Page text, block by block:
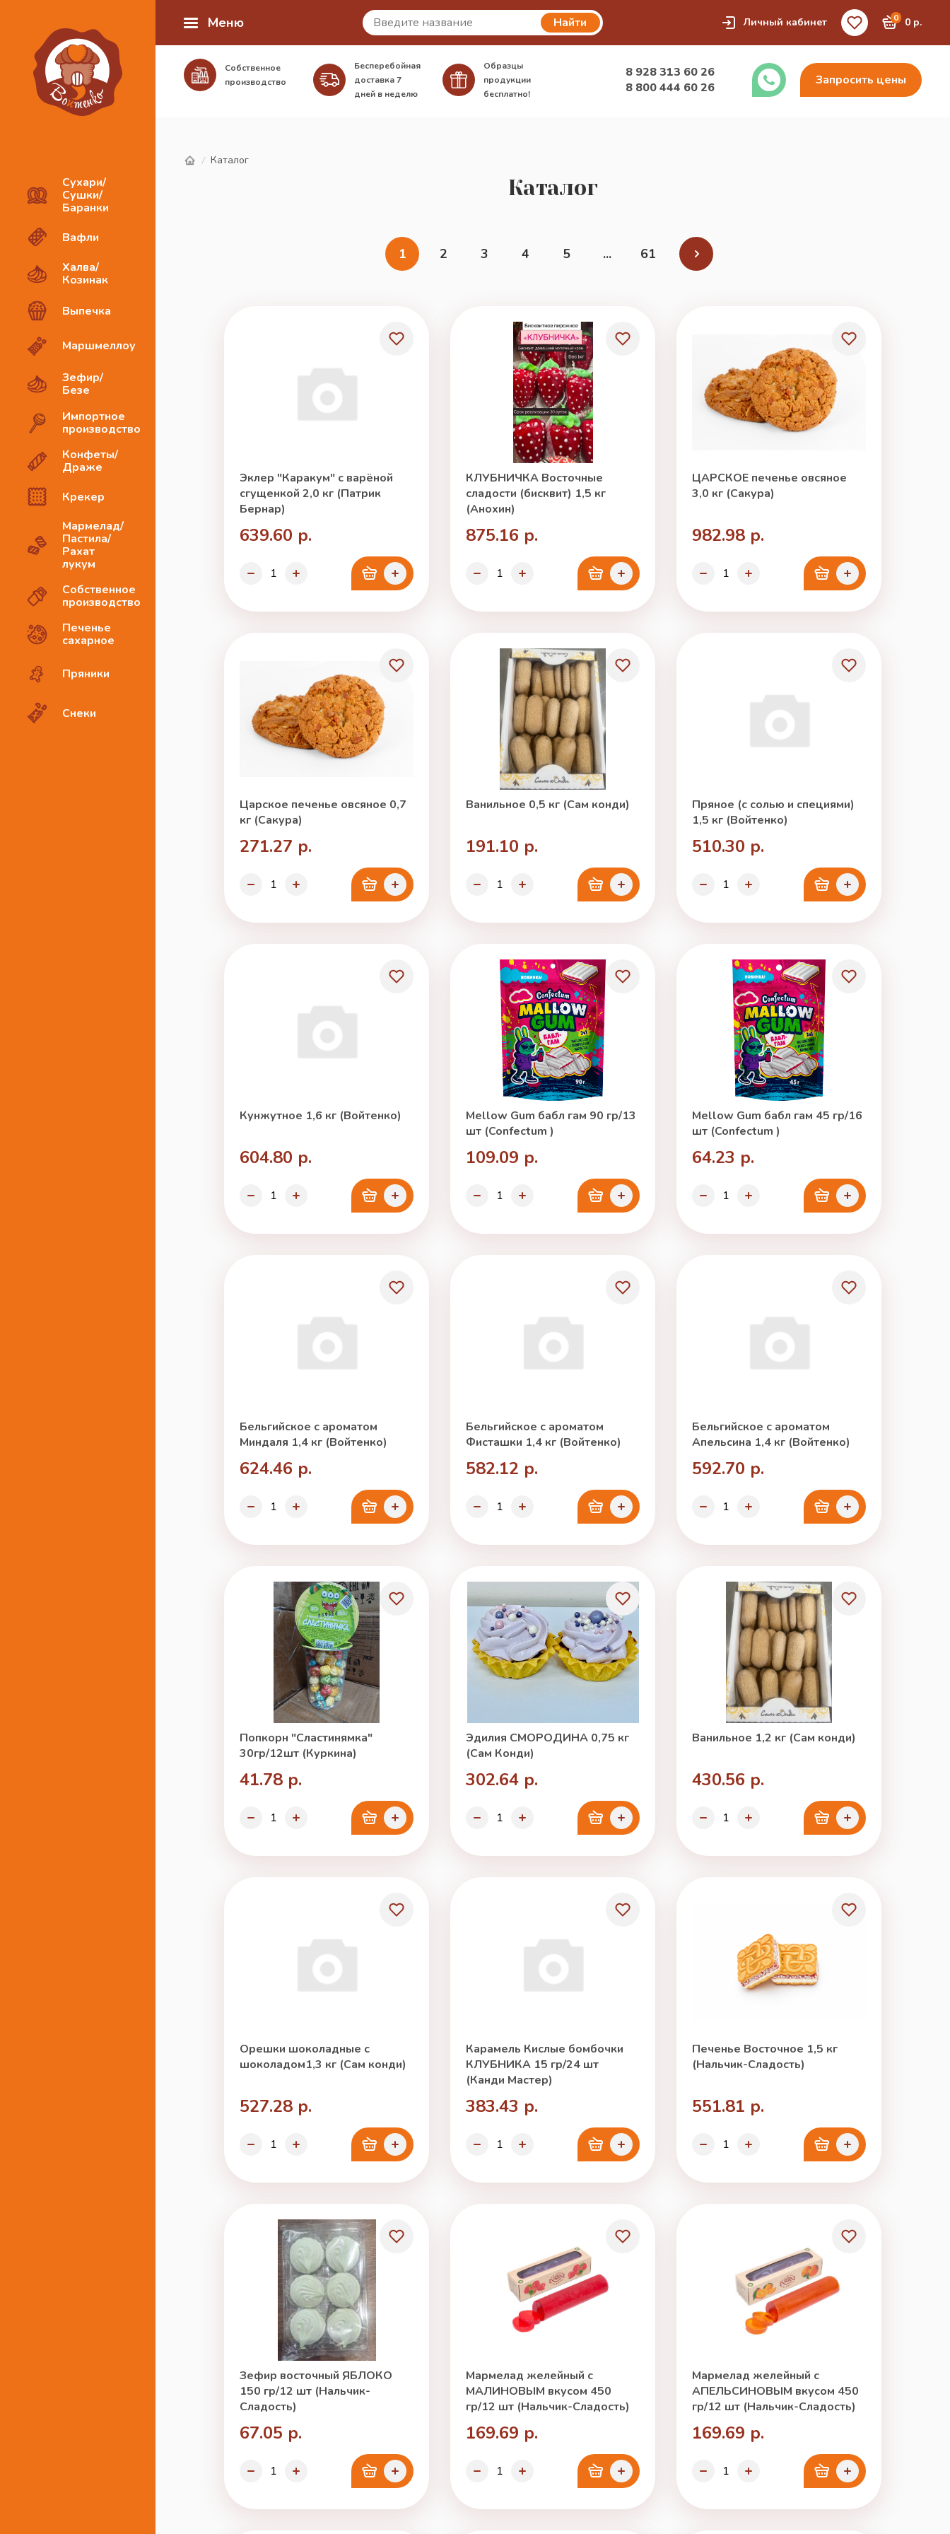
Сухари/
Сушки/
Баранки
Вафли
Халва/
Козинак
Выпечка
Маршмеллоу
Зефир/
Безе
Импортное
производство
Конфеты/
Драже
Крекер
Мармелад/
Пастила/
Рахат
лукум
Собственное
производство
Печенье
сахарное
Пряники
Снеки
Меню Найти Личный кабинет 0 0 р.
Собственное
производство
Бесперебойная
доставка7
дней в неделю
Образцы
продукции
бесплатно!
8 928 313 60 26
8 800 444 60 26
Запросить цены
/ Каталог
Каталог
1 2 3 4 5 ... 61
Эклер "Каракум" с варёной
сгущенкой 2,0 кг (Патрик
Бернар)
639.60 р.
КЛУБНИЧКА Восточные
сладости (бисквит) 1,5 кг
(Анохин)
875.16 р.
ЦАРСКОЕ печенье овсяное
3,0 кг (Сакура)
982.98 р.
Царское печенье овсяное 0,7
кг (Сакура)
271.27 р.
Ванильное 0,5 кг (Сам конди)
191.10 р.
Пряное (с солью и специями)
1,5 кг (Войтенко)
510.30 р.
Кунжутное 1,6 кг (Войтенко)
604.80 р.
Mellow Gum бабл гам 90 гр/13
шт (Confectum )
109.09 р.
Mellow Gum бабл гам 45 гр/16
шт (Confectum )
64.23 р.
Бельгийское с ароматом
Миндаля 1,4 кг (Войтенко)
624.46 р.
Бельгийское с ароматом
Фисташки 1,4 кг (Войтенко)
582.12 р.
Бельгийское с ароматом
Апельсина 1,4 кг (Войтенко)
592.70 р.
Попкорн "Сластинямка"
30гр/12шт (Куркина)
41.78 р.
Эдилия СМОРОДИНА 0,75 кг
(Сам Конди)
302.64 р.
Ванильное 1,2 кг (Сам конди)
430.56 р.
Орешки шоколадные с
шоколадом1,3 кг (Сам конди)
527.28 р.
Карамель Кислые бомбочки
КЛУБНИКА 15 гр/24 шт
(Канди Мастер)
383.43 р.
Печенье Восточное 1,5 кг
(Нальчик-Сладость)
551.81 р.
Зефир восточный ЯБЛОКО
150 гр/12 шт (Нальчик-
Сладость)
67.05 р.
Мармелад желейный с
МАЛИНОВЫМ вкусом 450
гр/12 шт (Нальчик-Сладость)
169.69 р.
Мармелад желейный с
АПЕЛЬСИНОВЫМ вкусом 450
гр/12 шт (Нальчик-Сладость)
169.69 р.